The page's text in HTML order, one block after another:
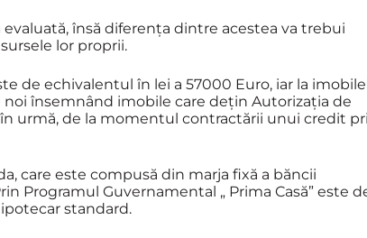
însă diferența dintre acestea va trebui
lor proprii.
de echivalentul în lei a 57000 Euro, iar la
însemnând imobile care dețin Autorizația de
urmă, de la momentul contractării unui credit
care este compusă din marja fixă a băncii
Programul Guvernamental „ Prima Casă” este
standard.